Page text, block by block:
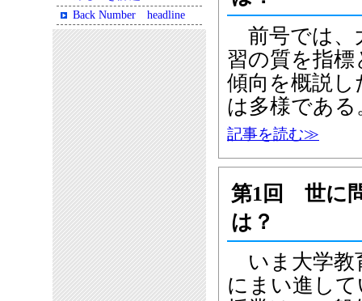
前号では、
習の質を指
傾向を概説
は多様であ
記事を読む≫
第1回 世に
は？
いま大学教
にまい進し
Back Number headline